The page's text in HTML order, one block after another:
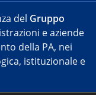
del Gruppo
e aziende
della PA, nei
istituzionale e